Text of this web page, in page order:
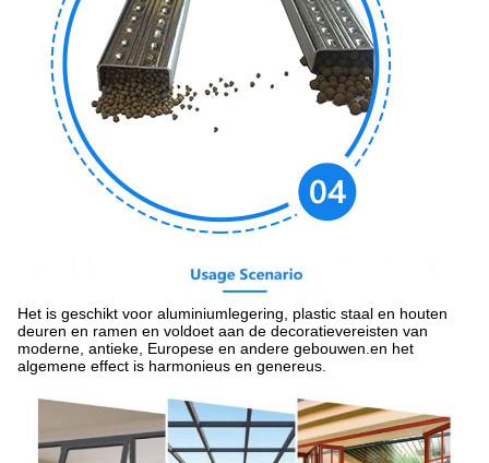
Het is geschikt voor aluminiumlegering, plastic staal en houten
deuren en ramen en voldoet aan de decoratievereisten van
moderne, antieke, Europese en andere gebouwen.en het
algemene effect is harmonieus en genereus.